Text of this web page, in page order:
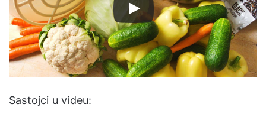
Sastojci u videu: